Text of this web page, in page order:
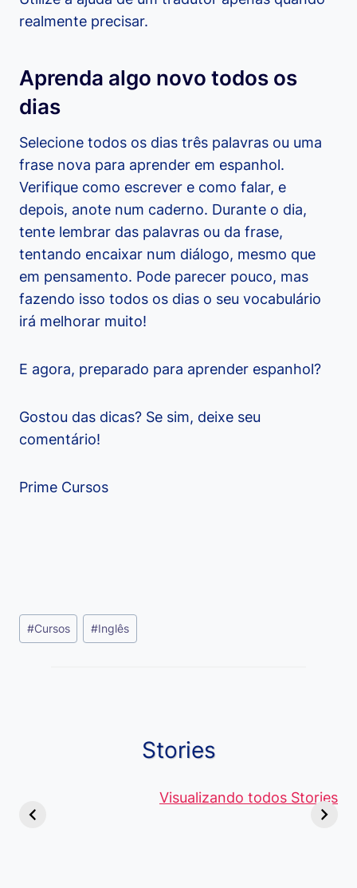
realmente precisar.
Aprenda algo novo todos os
dias
Selecione todos os dias três palavras ou uma
frase nova para aprender em espanhol.
Verifique como escrever e como falar, e
depois, anote num caderno. Durante o dia,
tente lembrar das palavras ou da frase,
tentando encaixar num diálogo, mesmo que
em pensamento. Pode parecer pouco, mas
fazendo isso todos os dias o seu vocabulário
irá melhorar muito!
E agora, preparado para aprender espanhol?
Gostou das dicas? Se sim, deixe seu
comentário!
Prime Cursos
Tags
do
#Cursos #Inglês
Stories
Visualizando todos Stories
Diferença e
de 5 Centavos
Curso de
Pacote